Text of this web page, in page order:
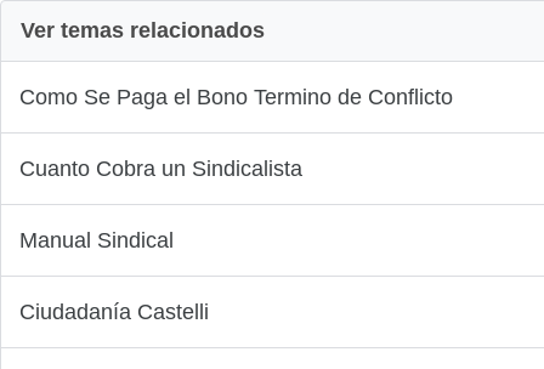
Ver temas relacionados
Como Se Paga el Bono Termino de Conflicto
Cuanto Cobra un Sindicalista
Manual Sindical
Ciudadanía Castelli